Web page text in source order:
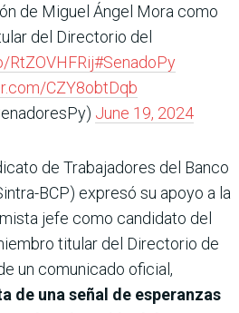
de Miguel Ángel Mora como
del Directorio del
RtZOVHFRij#SenadoPy
CZY8obtDqb
June 19, 2024
de Trabajadores del Banco
BCP) expresó su apoyo a la
jefe como candidato del
titular del Directorio de
un comunicado oficial,
de una señal de esperanzas